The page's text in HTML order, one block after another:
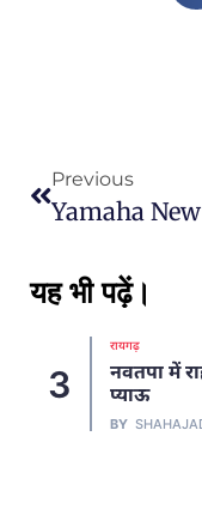
Previous
यह भी पढ़ें।
का 4